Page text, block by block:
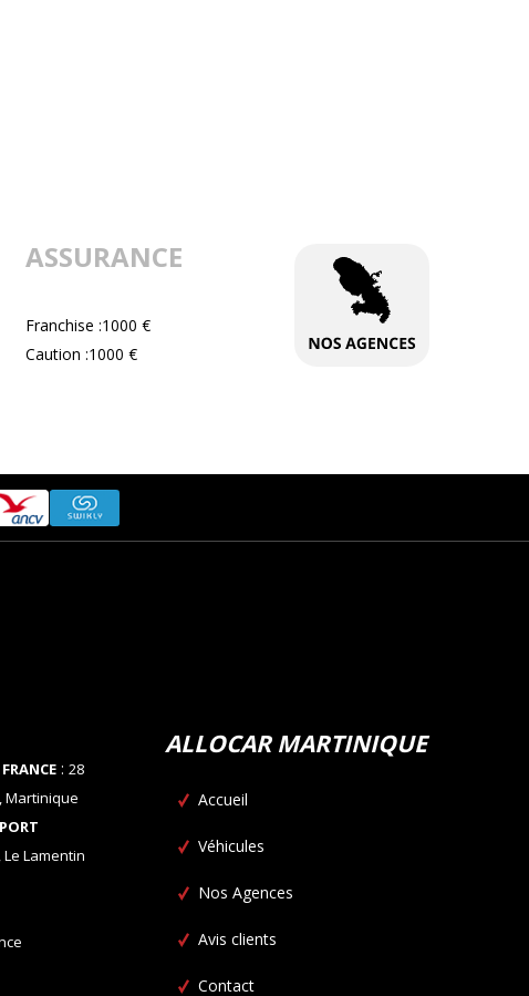
ASSURANCE
Franchise :1000 €
Caution :1000 €
: 28
Martinique
Lamentin
ALLOCAR MARTINIQUE
Accueil
Véhicules
Nos Agences
Avis clients
Contact